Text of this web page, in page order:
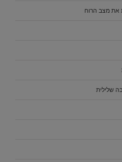
את מצב הרוח
שלילית